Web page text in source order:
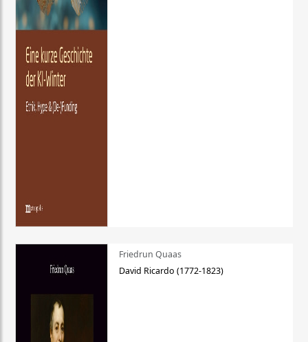
Friedrun Quaas
David Ricardo (1772-1823)